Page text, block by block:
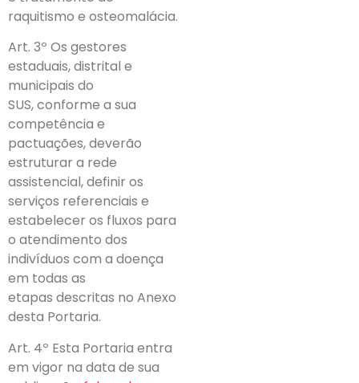
raquitismo e osteomalácia.
Art. 3º Os gestores
estaduais, distrital e
municipais do
SUS, conforme a sua
competência e
pactuações, deverão
estruturar a rede
assistencial, definir os
serviços referenciais e
estabelecer os fluxos para
o atendimento dos
indivíduos com a doença
em todas as
etapas descritas no Anexo
desta Portaria.
Art. 4º Esta Portaria entra
em vigor na data de sua